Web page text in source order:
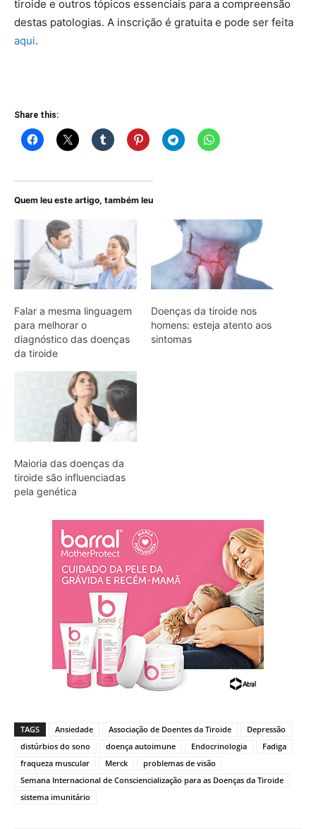
tiroide e outros tópicos essenciais para a compreensão
destas patologias. A inscrição é gratuita e pode ser feita
aqui.
Share this:
Quem leu este artigo, também leu
Falar a mesma linguagem
para melhorar o
diagnóstico das doenças
da tiroide
Doenças da tiroide nos
homens: esteja atento aos
sintomas
Maioria das doenças da
tiroide são influenciadas
pela genética
TAGS Ansiedade Associação de Doentes da Tiroide
Depressão
distúrbios do sono
doença autoimune Endocrinologia
Fadiga
fraqueza muscular
Merck
problemas de visão
Semana Internacional de Consciencialização para as Doenças da Tiroide
sistema imunitário